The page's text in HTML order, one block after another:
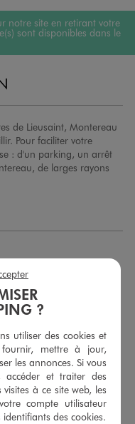
notre site en retirant votre
sont disponibles dans le
de Lieusaint, Montereau
Pour faciliter votre
: d'un parking, un arrêt
de larges rayons
un avoir ou un
non porté, non retouché,
du ticket de caisse,
ARTICLES
possibilité de faire
nos magasins. Les tarifs
demande. Voir
?
utiliser des cookies et
mettre à jour,
les annonces. Si vous
accéder et traiter des
à ce site web, les
compte utilisateur
des cookies.